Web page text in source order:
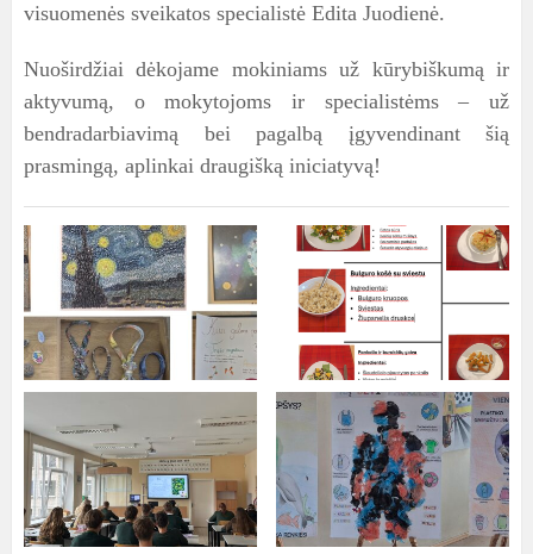
visuomenės sveikatos specialistė Edita Juodienė.
Nuoširdžiai dėkojame mokiniams už kūrybiškumą ir
aktyvumą, o mokytojoms ir specialistėms – už
bendradarbiavimą bei pagalbą įgyvendinant šią
prasmingą, aplinkai draugišką iniciatyvą!